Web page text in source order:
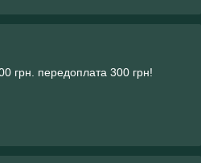
грн. передоплата 300 грн!